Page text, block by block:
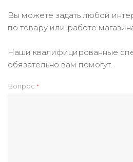
Вы можете задать любой
по товару или работе
Наши квалифицированные
обязательно вам помогут.
Вопрос *